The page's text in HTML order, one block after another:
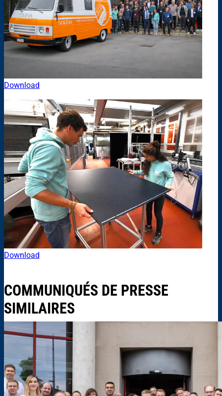
Download
Download
COMMUNIQUÉS DE PRESSE
SIMILAIRES